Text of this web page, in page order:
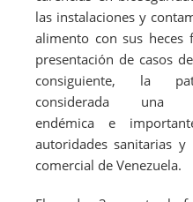
las instalaciones y
alimento con sus heces
presentación de casos
consiguiente, la
considerada una
endémica e
autoridades sanitarias y
comercial de Venezuela.